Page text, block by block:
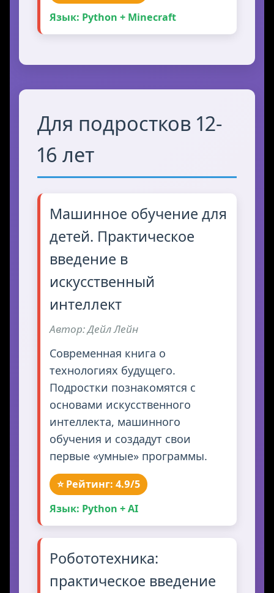
Язык: Python + Minecraft
Для подростков 12-
16 лет
Машинное обучение для
детей. Практическое
введение в
искусственный
интеллект
Автор: Дейл Лейн
Современная книга о
технологиях будущего.
Подростки познакомятся с
основами искусственного
интеллекта, машинного
обучения и создадут свои
первые «умные» программы.
⭐ Рейтинг: 4.9/5
Язык: Python + AI
Робототехника:
практическое введение